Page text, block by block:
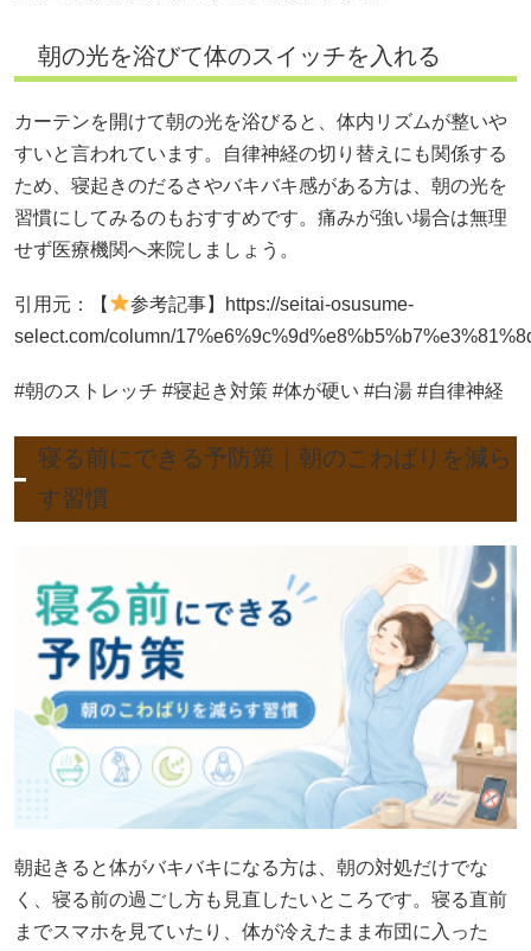
朝の光を浴びて体のスイッチを入れる
カーテンを開けて朝の光を浴びると、体内リズムが整いや
すいと言われています。自律神経の切り替えにも関係する
ため、寝起きのだるさやバキバキ感がある方は、朝の光を
習慣にしてみるのもおすすめです。痛みが強い場合は無理
せず医療機関へ来院しましょう。
引用元：【
参考記事】https://seitai-osusume-
select.com/column/
#朝のストレッチ #寝起き対策 #体が硬い #白湯 #自律神経
寝る前にできる予防策｜朝のこわばりを減ら
す習慣
朝起きると体がバキバキになる方は、朝の対処だけでな
く、寝る前の過ごし方も見直したいところです。寝る直前
までスマホを見ていたり、体が冷えたまま布団に入った